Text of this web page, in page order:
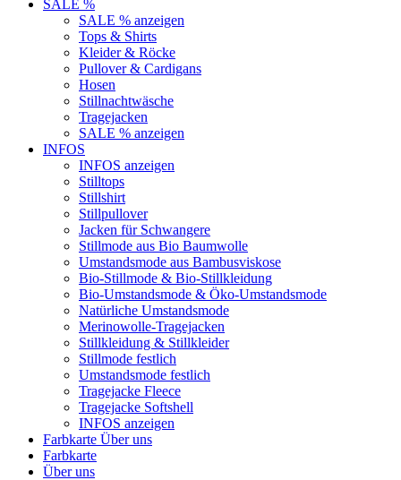
SALE %
SALE % anzeigen
Tops & Shirts
Kleider & Röcke
Pullover & Cardigans
Hosen
Stillnachtwäsche
Tragejacken
SALE % anzeigen
INFOS
INFOS anzeigen
Stilltops
Stillshirt
Stillpullover
Jacken für Schwangere
Stillmode aus Bio Baumwolle
Umstandsmode aus Bambusviskose
Bio-Stillmode & Bio-Stillkleidung
Bio-Umstandsmode & Öko-Umstandsmode
Natürliche Umstandsmode
Merinowolle-Tragejacken
Stillkleidung & Stillkleider
Stillmode festlich
Umstandsmode festlich
Tragejacke Fleece
Tragejacke Softshell
INFOS anzeigen
Farbkarte Über uns
Farbkarte
Über uns